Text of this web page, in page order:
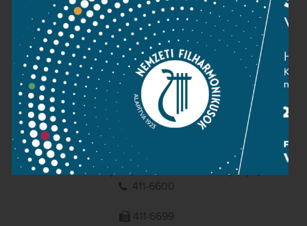
Impresszum
NEMZETI
FILHARMONIKUSOK
1095 Budapest, Komor Marcell u. 1. (Müpa)
411-6600
411-6699